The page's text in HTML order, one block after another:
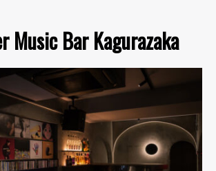
Music Bar Kagurazaka